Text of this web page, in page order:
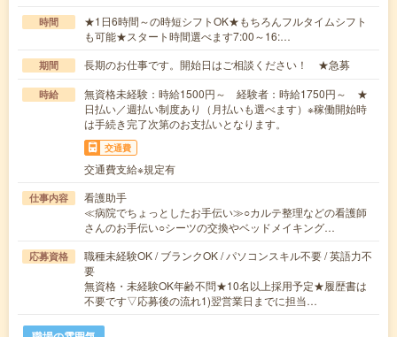
時間
★1日6時間～の時短シフトOK★もちろんフルタイムシフト
も可能★スタート時間選べます7:00～16:…
期間 長期のお仕事です。開始日はご相談ください！ ★急募
時給
無資格未経験：時給1500円～ 経験者：時給1750円～ ★
日払い／週払い制度あり（月払いも選べます）※稼働開始時
は手続き完了次第のお支払いとなります。
交通費
交通費支給※規定有
仕事内容
看護助手
≪病院でちょっとしたお手伝い≫○カルテ整理などの看護師
さんのお手伝い○シーツの交換やベッドメイキング…
応募資格
職種未経験OK / ブランクOK / パソコンスキル不要 / 英語力不
要
無資格・未経験OK年齢不問★10名以上採用予定★履歴書は
不要です▽応募後の流れ1)翌営業日までに担当…